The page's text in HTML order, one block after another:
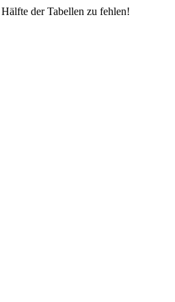
der Tabellen zu fehlen!